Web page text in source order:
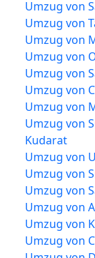
Umzug von
Umzug von
Umzug von
Umzug von
Umzug von
Umzug von
Umzug von
Umzug von
Kudarat
Umzug von
Umzug von
Umzug von
Umzug von
Umzug von
Umzug von